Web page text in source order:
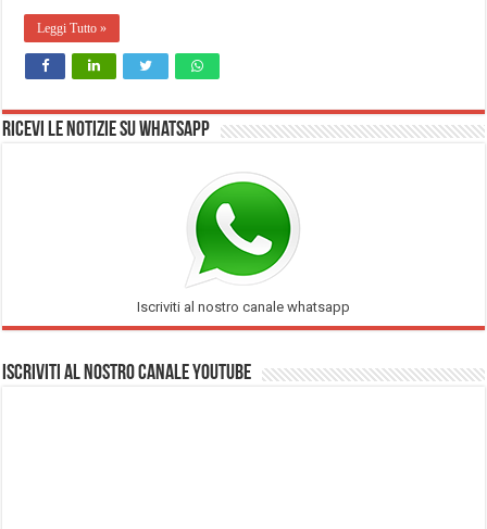
Leggi Tutto »
Ricevi le notizie su Whatsapp
Iscriviti al nostro canale whatsapp
Iscriviti al nostro Canale Youtube